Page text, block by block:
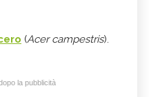
(Acer campestris).
la pubblicità